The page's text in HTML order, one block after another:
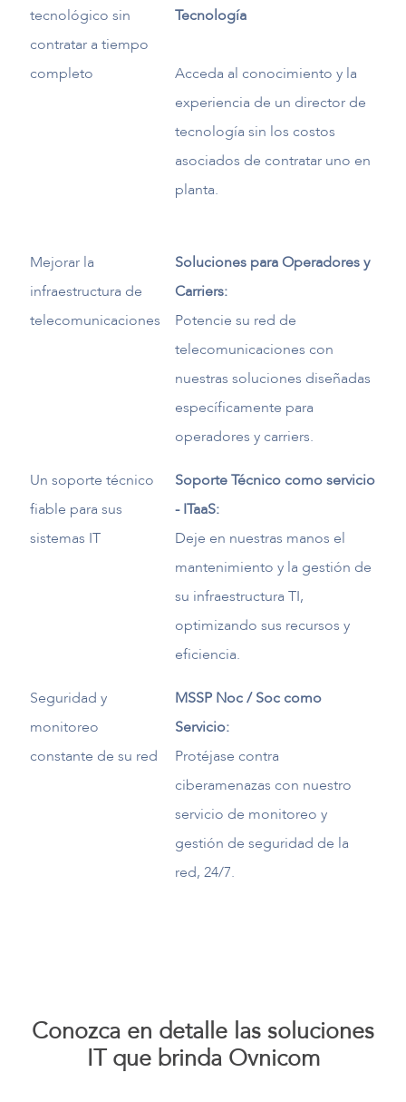
tecnológico sin
contratar a tiempo
completo
Tecnología
Acceda al conocimiento y la
experiencia de un director de
tecnología sin los costos
asociados de contratar uno en
planta.
Mejorar la
infraestructura de
telecomunicaciones
Soluciones para Operadores y
Carriers:
Potencie su red de
telecomunicaciones con
nuestras soluciones diseñadas
específicamente para
operadores y carriers.
Un soporte técnico
fiable para sus
sistemas IT
Soporte Técnico como servicio
- ITaaS:
Deje en nuestras manos el
mantenimiento y la gestión de
su infraestructura TI,
optimizando sus recursos y
eficiencia.
Seguridad y
monitoreo
constante de su red
MSSP Noc / Soc como
Servicio:
Protéjase contra
ciberamenazas con nuestro
servicio de monitoreo y
gestión de seguridad de la
red, 24/7.
Conozca en detalle las soluciones
IT que brinda Ovnicom